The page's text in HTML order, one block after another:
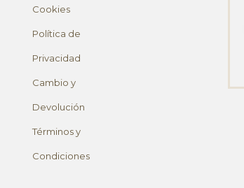
Cookies
Política de
Privacidad
Cambio y
Devolución
Términos y
Condiciones